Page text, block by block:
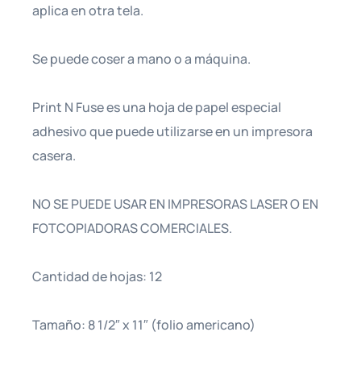
aplica en otra tela.
Se puede coser a mano o a máquina.
Print N Fuse es una hoja de papel especial
adhesivo que puede utilizarse en un impresora
casera.
NO SE PUEDE USAR EN IMPRESORAS LASER O EN
FOTCOPIADORAS COMERCIALES.
Cantidad de hojas: 12
Tamaño: 8 1/2″ x 11″ (folio americano)